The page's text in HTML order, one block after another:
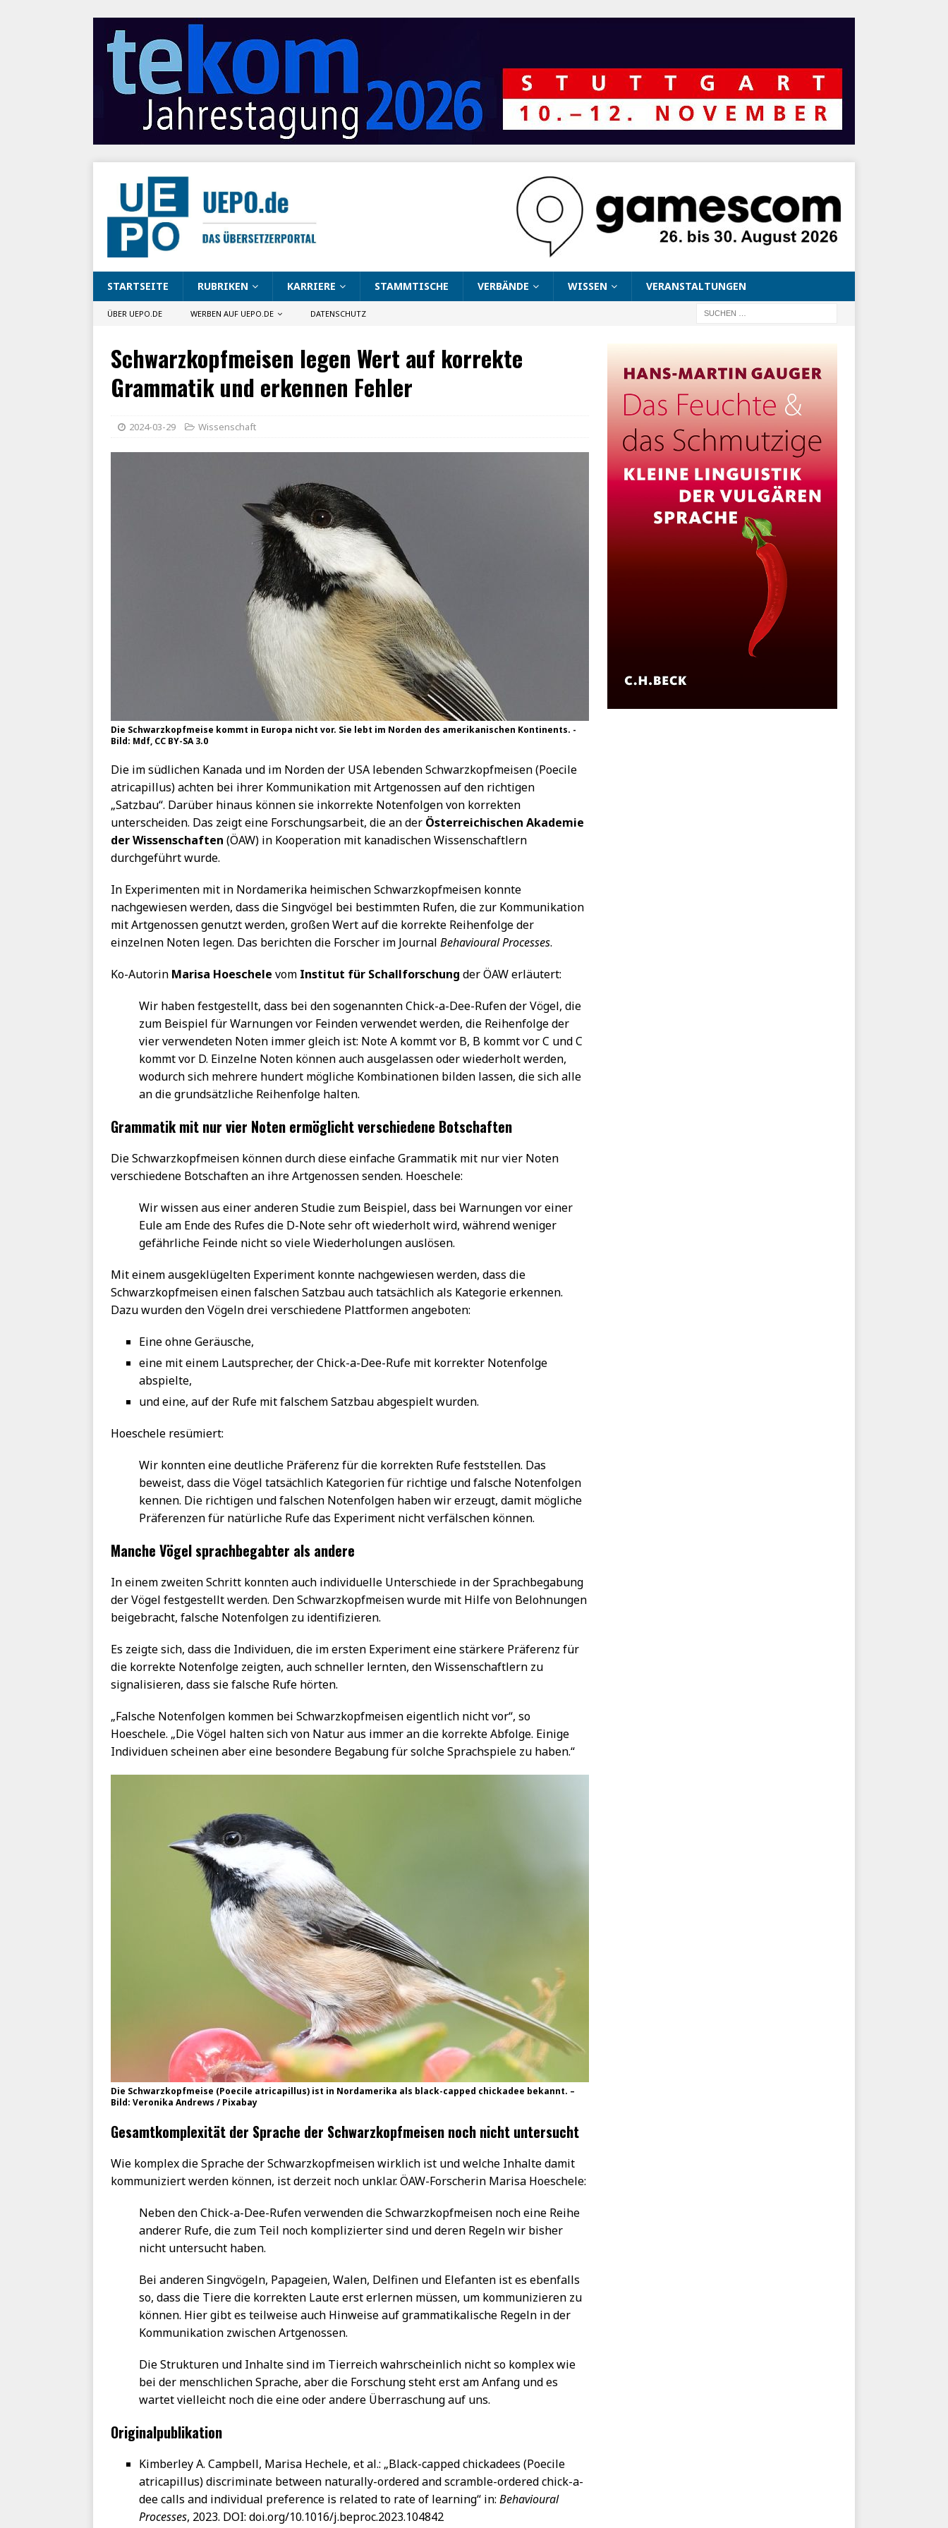
STARTSEITE RUBRIKEN KARRIERE STAMMTISCHE VERBÄNDE WISSEN VERANSTALTUNGEN
ÜBER UEPO.DE WERBEN AUF UEPO.DE DATENSCHUTZ
Schwarzkopfmeisen legen Wert auf korrekte
Grammatik und erkennen Fehler
2024-03-29 Wissenschaft
Die Schwarzkopfmeise kommt in Europa nicht vor. Sie lebt im Norden des amerikanischen Kontinents. -
Bild: Mdf, CC BY-SA 3.0
Die im südlichen Kanada und im Norden der USA lebenden Schwarzkopfmeisen (Poecile
atricapillus) achten bei ihrer Kommunikation mit Artgenossen auf den richtigen
„Satzbau“. Darüber hinaus können sie inkorrekte Notenfolgen von korrekten
unterscheiden. Das zeigt eine Forschungsarbeit, die an der Österreichischen Akademie
der Wissenschaften (ÖAW) in Kooperation mit kanadischen Wissenschaftlern
durchgeführt wurde.
In Experimenten mit in Nordamerika heimischen Schwarzkopfmeisen konnte
nachgewiesen werden, dass die Singvögel bei bestimmten Rufen, die zur Kommunikation
mit Artgenossen genutzt werden, großen Wert auf die korrekte Reihenfolge der
einzelnen Noten legen. Das berichten die Forscher im Journal Behavioural Processes.
Ko-Autorin Marisa Hoeschele vom Institut für Schallforschung der ÖAW erläutert:
Wir haben festgestellt, dass bei den sogenannten Chick-a-Dee-Rufen der Vögel, die
zum Beispiel für Warnungen vor Feinden verwendet werden, die Reihenfolge der
vier verwendeten Noten immer gleich ist: Note A kommt vor B, B kommt vor C und C
kommt vor D. Einzelne Noten können auch ausgelassen oder wiederholt werden,
wodurch sich mehrere hundert mögliche Kombinationen bilden lassen, die sich alle
an die grundsätzliche Reihenfolge halten.
Grammatik mit nur vier Noten ermöglicht verschiedene Botschaften
Die Schwarzkopfmeisen können durch diese einfache Grammatik mit nur vier Noten
verschiedene Botschaften an ihre Artgenossen senden. Hoeschele:
Wir wissen aus einer anderen Studie zum Beispiel, dass bei Warnungen vor einer
Eule am Ende des Rufes die D-Note sehr oft wiederholt wird, während weniger
gefährliche Feinde nicht so viele Wiederholungen auslösen.
Mit einem ausgeklügelten Experiment konnte nachgewiesen werden, dass die
Schwarzkopfmeisen einen falschen Satzbau auch tatsächlich als Kategorie erkennen.
Dazu wurden den Vögeln drei verschiedene Plattformen angeboten:
Eine ohne Geräusche,
eine mit einem Lautsprecher, der Chick-a-Dee-Rufe mit korrekter Notenfolge
abspielte,
und eine, auf der Rufe mit falschem Satzbau abgespielt wurden.
Hoeschele resümiert:
Wir konnten eine deutliche Präferenz für die korrekten Rufe feststellen. Das
beweist, dass die Vögel tatsächlich Kategorien für richtige und falsche Notenfolgen
kennen. Die richtigen und falschen Notenfolgen haben wir erzeugt, damit mögliche
Präferenzen für natürliche Rufe das Experiment nicht verfälschen können.
Manche Vögel sprachbegabter als andere
In einem zweiten Schritt konnten auch individuelle Unterschiede in der Sprachbegabung
der Vögel festgestellt werden. Den Schwarzkopfmeisen wurde mit Hilfe von Belohnungen
beigebracht, falsche Notenfolgen zu identifizieren.
Es zeigte sich, dass die Individuen, die im ersten Experiment eine stärkere Präferenz für
die korrekte Notenfolge zeigten, auch schneller lernten, den Wissenschaftlern zu
signalisieren, dass sie falsche Rufe hörten.
„Falsche Notenfolgen kommen bei Schwarzkopfmeisen eigentlich nicht vor“, so
Hoeschele. „Die Vögel halten sich von Natur aus immer an die korrekte Abfolge. Einige
Individuen scheinen aber eine besondere Begabung für solche Sprachspiele zu haben.“
Die Schwarzkopfmeise (Poecile atricapillus) ist in Nordamerika als black-capped chickadee bekannt. –
Bild: Veronika Andrews / Pixabay
Gesamtkomplexität der Sprache der Schwarzkopfmeisen noch nicht untersucht
Wie komplex die Sprache der Schwarzkopfmeisen wirklich ist und welche Inhalte damit
kommuniziert werden können, ist derzeit noch unklar. ÖAW-Forscherin Marisa Hoeschele:
Neben den Chick-a-Dee-Rufen verwenden die Schwarzkopfmeisen noch eine Reihe
anderer Rufe, die zum Teil noch komplizierter sind und deren Regeln wir bisher
nicht untersucht haben.
Bei anderen Singvögeln, Papageien, Walen, Delfinen und Elefanten ist es ebenfalls
so, dass die Tiere die korrekten Laute erst erlernen müssen, um kommunizieren zu
können. Hier gibt es teilweise auch Hinweise auf grammatikalische Regeln in der
Kommunikation zwischen Artgenossen.
Die Strukturen und Inhalte sind im Tierreich wahrscheinlich nicht so komplex wie
bei der menschlichen Sprache, aber die Forschung steht erst am Anfang und es
wartet vielleicht noch die eine oder andere Überraschung auf uns.
Originalpublikation
Kimberley A. Campbell, Marisa Hechele, et al.: „Black-capped chickadees (Poecile
atricapillus) discriminate between naturally-ordered and scramble-ordered chick-a-
dee calls and individual preference is related to rate of learning“ in: Behavioural
Processes, 2023. DOI: doi.org/10.1016/j.beproc.2023.104842